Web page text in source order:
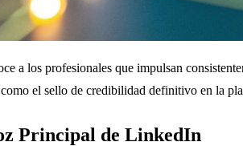
a los profesionales que impulsan
el sello de credibilidad definitivo en la
Principal de LinkedIn